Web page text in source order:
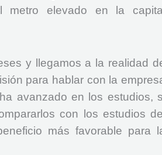
metro elevado en la
y llegamos a la realidad
para hablar con la
avanzado en los estudios,
con los estudios del
más favorable para